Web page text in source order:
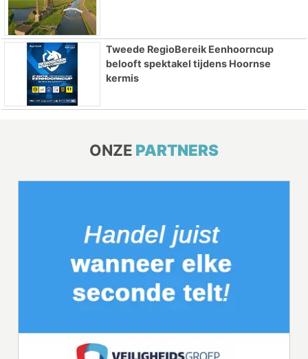
Tweede RegioBereik Eenhoorncup
belooft spektakel tijdens Hoornse
kermis
ONZE PARTNERS